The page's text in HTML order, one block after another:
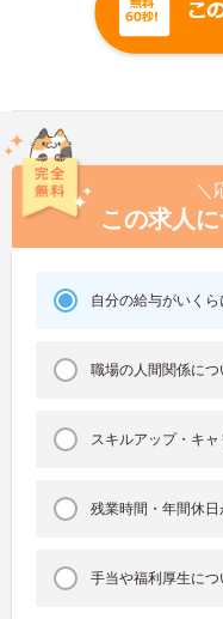
＼
この求人
自分の給与がいく
職場の人間関係に
スキルアップ・キ
残業時間・年間休
手当や福利厚生に